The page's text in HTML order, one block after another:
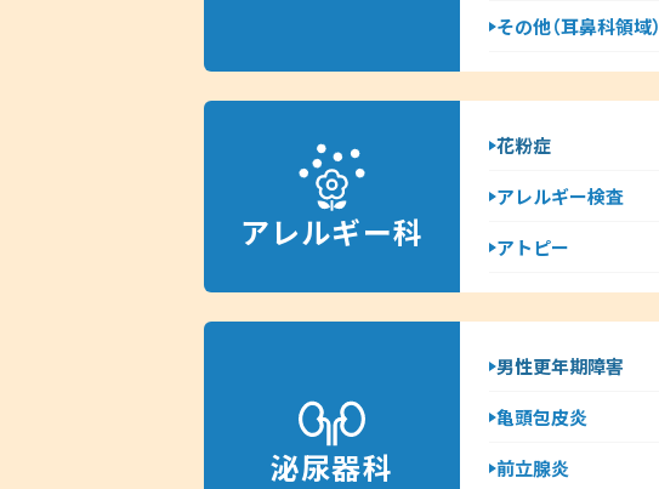
その他（耳鼻科領域）
アレルギー科
花粉症
アレルギー検査
アトピー
泌尿器科
男性更年期障害
亀頭包皮炎
前立腺炎